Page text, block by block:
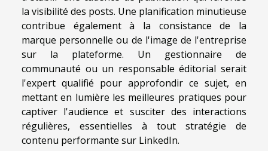
la visibilité des posts. Une planification minutieuse
contribue également à la consistance de la
marque personnelle ou de l'image de l'entreprise
sur la plateforme. Un gestionnaire de
communauté ou un responsable éditorial serait
l'expert qualifié pour approfondir ce sujet, en
mettant en lumière les meilleures pratiques pour
captiver l'audience et susciter des interactions
régulières, essentielles à tout stratégie de
contenu performante sur LinkedIn.